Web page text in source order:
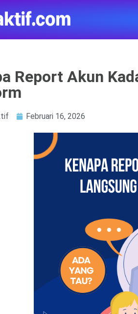
Report Akun
Februari 16, 2026